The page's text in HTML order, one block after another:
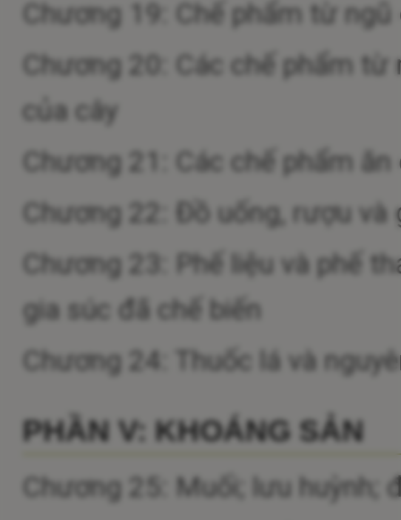
Chương 19: Chế phẩm từ
Chương 20: Các chế phẩm từ
của cây
Chương 21: Các chế phẩm
Chương 22: Đồ uống, rượu và
Chương 23: Phế liệu và phế
gia súc đã chế biến
Chương 24: Thuốc lá và
PHẦN V: KHOÁNG SẢN
Chương 25: Muối; lưu